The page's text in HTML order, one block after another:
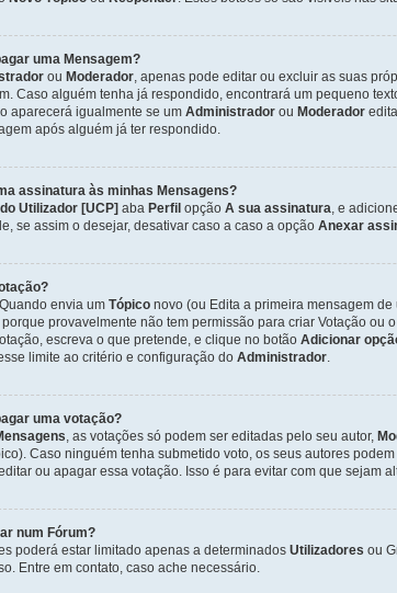
uma Mensagem?
ou Moderador, apenas pode editar ou excluir as suas
Caso alguém tenha já respondido, encontrará um pequeno
aparecerá igualmente se um Administrador ou Moderador
após alguém já ter respondido.
assinatura às minhas Mensagens?
Utilizador [UCP] aba Perfil opção A sua assinatura, e
se assim o desejar, desativar caso a caso a opção Anexar
envia um Tópico novo (ou Edita a primeira mensagem
provavelmente não tem permissão para criar Votação
escreva o que pretende, e clique no botão Adicionar
limite ao critério e configuração do Administrador.
uma votação?
, as votações só podem ser editadas pelo seu autor,
Caso ninguém tenha submetido voto, os seus autores
ou apagar essa votação. Isso é para evitar com que sejam
num Fórum?
poderá estar limitado apenas a determinados Utilizadores ou
Entre em contato, caso ache necessário.